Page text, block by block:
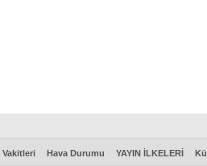
YAYIN İLKELERİ
Hava Durumu
Vakitleri